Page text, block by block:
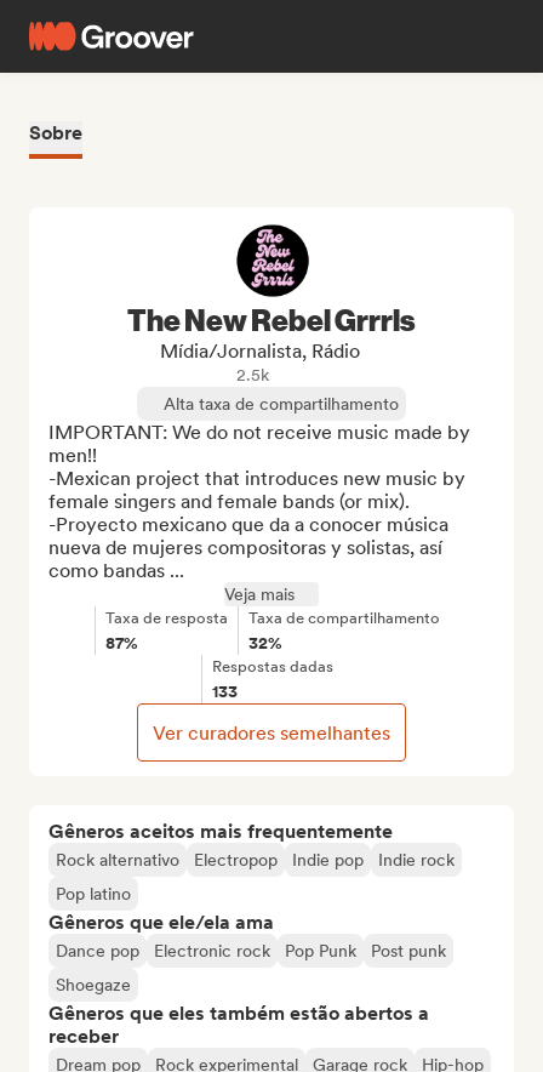
Sobre
Gêneros aceitos mais frequentemente
Rock alternativo Electropop Indie pop
Indie rock
Pop latino
Gêneros que ele/ela ama
Dance pop Electronic rock Pop Punk
Post punk
Shoegaze
Gêneros que eles também estão abertos a
receber
Dream pop Rock experimental Garage rock
Hip-hop
The New Rebel Grrrls
Mídia/Jornalista, Rádio
2.5k
Alta taxa de compartilhamento
IMPORTANT: We do not receive music made by
men!!
-Mexican project that introduces new music by
female singers and female bands (or mix).
-Proyecto mexicano que da a conocer música
nueva de mujeres compositoras y solistas, así
como bandas ...
Veja mais
Taxa de resposta
87%
Taxa de compartilhamento
32%
Respostas dadas
133
Ver curadores semelhantes